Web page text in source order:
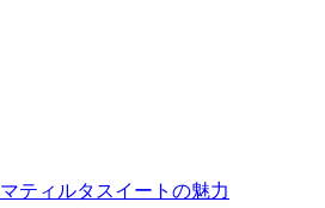
マティルタスイートの魅力